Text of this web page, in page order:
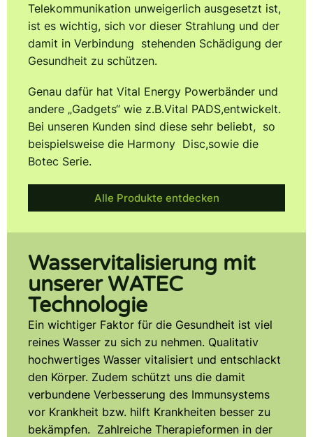
Telekommunikation unweigerlich ausgesetzt ist,
ist es wichtig, sich vor dieser Strahlung und der
damit in Verbindung stehenden Schädigung der
Gesundheit zu schützen.
Genau dafür hat Vital Energy Powerbänder und
andere „Gadgets“ wie z.B.Vital PADS,entwickelt.
Bei unseren Kunden sind diese sehr beliebt, so
beispielsweise die Harmony Disc,sowie die
Botec Serie.
Alle Produkte entdecken
Wasser­vitalisierung mit
unserer WATEC
Technologie
Ein wichtiger Faktor für die Gesundheit ist viel
reines Wasser zu sich zu nehmen. Qualitativ
hochwertiges Wasser vitalisiert und entschlackt
den Körper. Zudem schützt uns die damit
verbundene Verbesserung des Immunsystems
vor Krankheit bzw. hilft Krankheiten besser zu
bekämpfen. Zahlreiche Therapieformen in der